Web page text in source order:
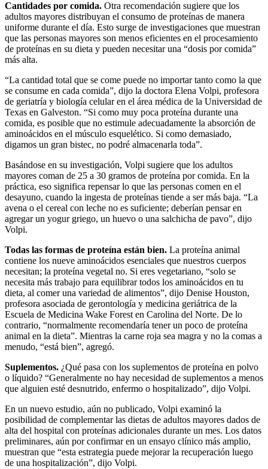
Cantidades por comida. Otra recomendación sugiere que los
adultos mayores distribuyan el consumo de proteínas de manera
uniforme durante el día. Esto surge de investigaciones que muestran
que las personas mayores son menos eficientes en el procesamiento
de proteínas en su dieta y pueden necesitar una “dosis por comida”
más alta.
“La cantidad total que se come puede no importar tanto como la que
se consume en cada comida”, dijo la doctora Elena Volpi, profesora
de geriatría y biología celular en el área médica de la Universidad de
Texas en Galveston. “Si como muy poca proteína durante una
comida, es posible que no estimule adecuadamente la absorción de
aminoácidos en el músculo esquelético. Si como demasiado,
digamos un gran bistec, no podré almacenarla toda”.
Basándose en su investigación, Volpi sugiere que los adultos
mayores coman de 25 a 30 gramos de proteína por comida. En la
práctica, eso significa repensar lo que las personas comen en el
desayuno, cuando la ingesta de proteínas tiende a ser más baja. “La
avena o el cereal con leche no es suficiente; deberían pensar en
agregar un yogur griego, un huevo o una salchicha de pavo”, dijo
Volpi.
Todas las formas de proteína están bien. La proteína animal
contiene los nueve aminoácidos esenciales que nuestros cuerpos
necesitan; la proteína vegetal no. Si eres vegetariano, “solo se
necesita más trabajo para equilibrar todos los aminoácidos en tu
dieta, al comer una variedad de alimentos”, dijo Denise Houston,
profesora asociada de gerontología y medicina geriátrica de la
Escuela de Medicina Wake Forest en Carolina del Norte. De lo
contrario, “normalmente recomendaría tener un poco de proteína
animal en la dieta”. Mientras la carne roja sea magra y no la comas a
menudo, “está bien”, agregó.
Suplementos. ¿Qué pasa con los suplementos de proteína en polvo
o líquido? “Generalmente no hay necesidad de suplementos a menos
que alguien esté desnutrido, enfermo o hospitalizado”, dijo Volpi.
En un nuevo estudio, aún no publicado, Volpi examinó la
posibilidad de complementar las dietas de adultos mayores dados de
alta del hospital con proteínas adicionales durante un mes. Los datos
preliminares, aún por confirmar en un ensayo clínico más amplio,
muestran que “esta estrategia puede mejorar la recuperación luego
de una hospitalización”, dijo Volpi.